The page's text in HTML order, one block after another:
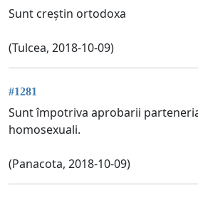
Sunt creștin ortodoxa
(Tulcea, 2018-10-09)
#1281
Sunt împotriva aprobarii
homosexuali.
(Panacota, 2018-10-09)